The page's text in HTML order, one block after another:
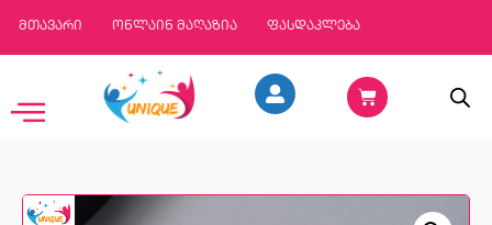
მთავარი ონლაინ მაღაზია ფასდაკლება